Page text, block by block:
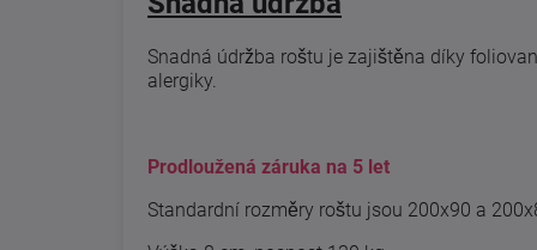
Snadná údržba roštu je zajištěna díky
alergiky.
Prodloužená záruka na 5 let
Standardní rozměry roštu jsou 200x90 a